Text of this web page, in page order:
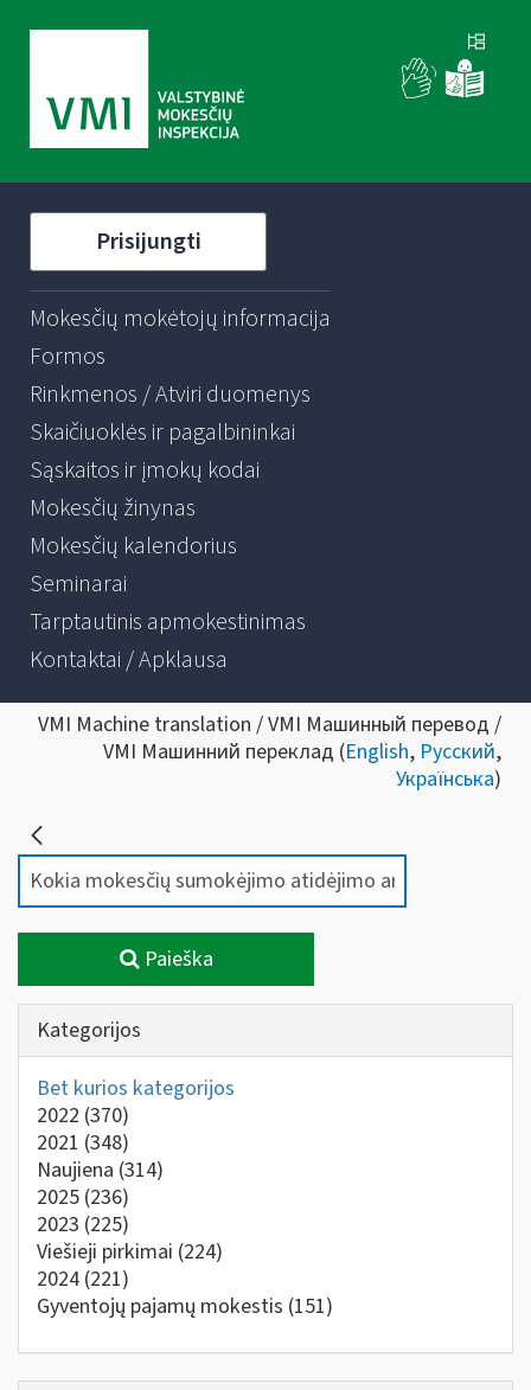
Prisijungti
Mokesčių mokėtojų informacija
Formos
Rinkmenos / Atviri duomenys
Skaičiuoklės ir pagalbininkai
Sąskaitos ir įmokų kodai
Mokesčių žinynas
Mokesčių kalendorius
Seminarai
Tarptautinis apmokestinimas
Kontaktai / Apklausa
VMI Machine translation / VMI Машинный перевод /
VMI Машинний переклад (English, Русский,
Українська)
Paieška
Kategorijos
Bet kurios kategorijos
2022 (370)
2021 (348)
Naujiena (314)
2025 (236)
2023 (225)
Viešieji pirkimai (224)
2024 (221)
Gyventojų pajamų mokestis (151)